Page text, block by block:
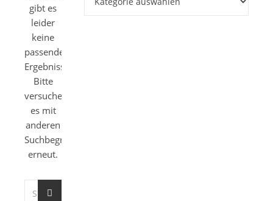
gibt es
leider
keine
passenden
Ergebnisse.
Bitte
versuche
es mit
anderen
Suchbegriffen
erneut.